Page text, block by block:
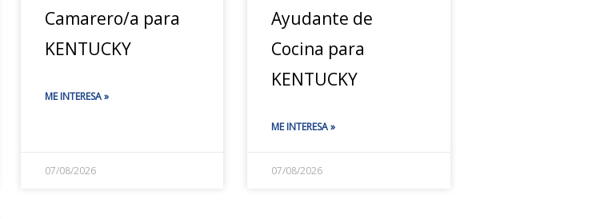
Camarero/a para
KENTUCKY
ME INTERESA »
07/08/2026
Ayudante de
Cocina para
KENTUCKY
ME INTERESA »
07/08/2026